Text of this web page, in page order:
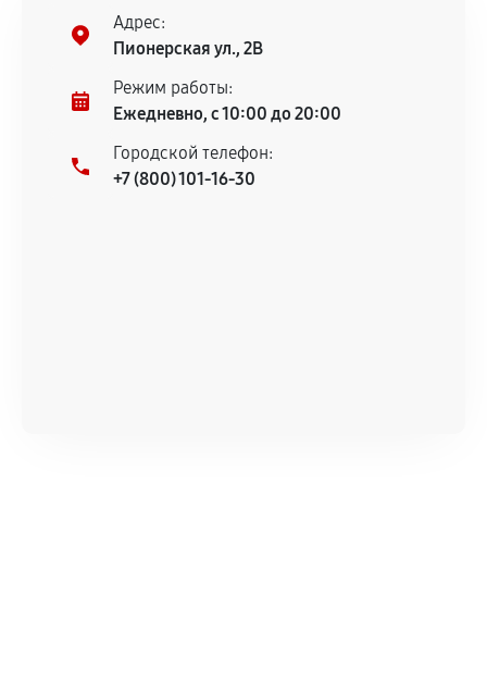
Адрес:
Пионерская ул., 2В
Режим работы:
Ежедневно, с 10:00 до 20:00
Городской телефон:
+7 (800) 101-16-30